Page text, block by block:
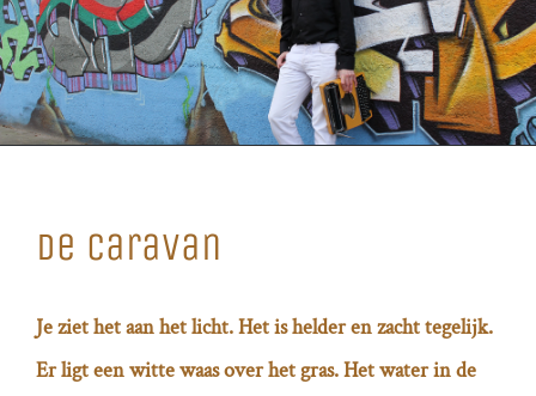
De caravan
Je ziet het aan het licht. Het is helder en zacht tegelijk.
Er ligt een witte waas over het gras. Het water in de